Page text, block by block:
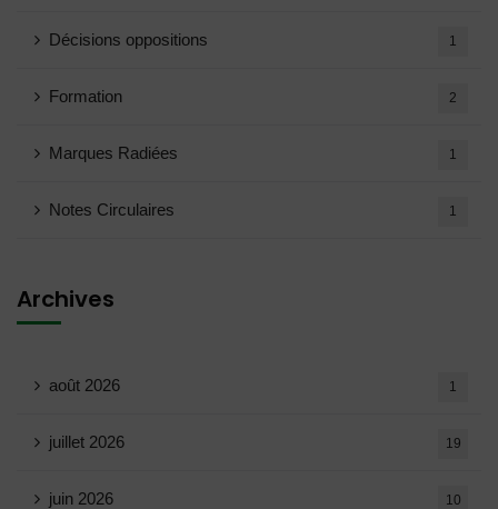
Décisions oppositions 1
Formation 2
Marques Radiées 1
Notes Circulaires 1
Archives
août 2026 1
juillet 2026 19
juin 2026 10